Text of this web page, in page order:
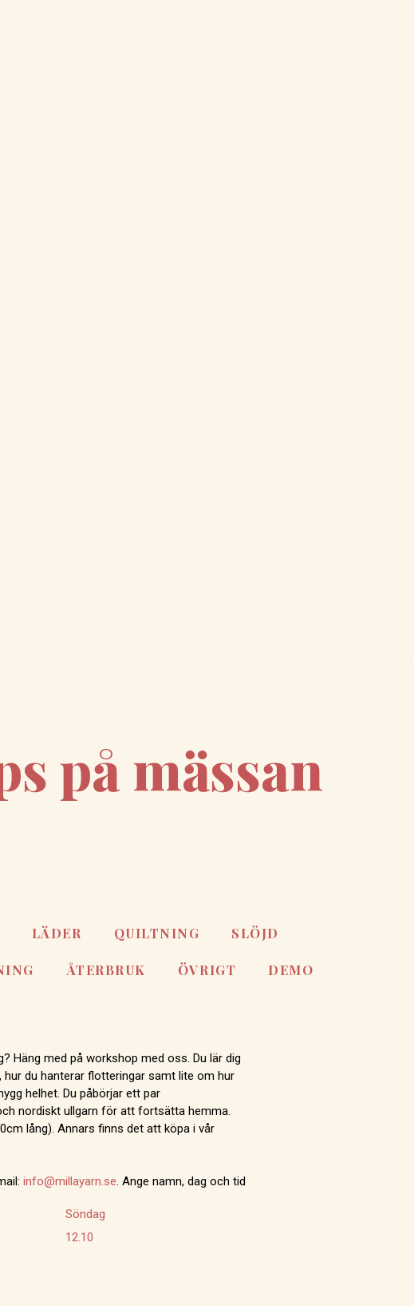
på mässan
LÄDER QUILTNING SLÖJD
ÅTERBRUK ÖVRIGT DEMO
Häng med på workshop med oss. Du lär dig
du hanterar flotteringar samt lite om hur
helhet. Du påbörjar ett par
nordiskt ullgarn för att fortsätta hemma.
lång). Annars finns det att köpa i vår
info@millayarn.se . Ange namn, dag och tid
Söndag
12.10